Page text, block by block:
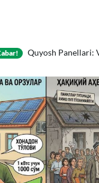
Quyosh Panellari: